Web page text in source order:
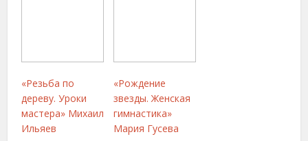
«Резьба по
дереву. Уроки
мастера» Михаил
Ильяев
«Рождение
звезды. Женская
гимнастика»
Мария Гусева